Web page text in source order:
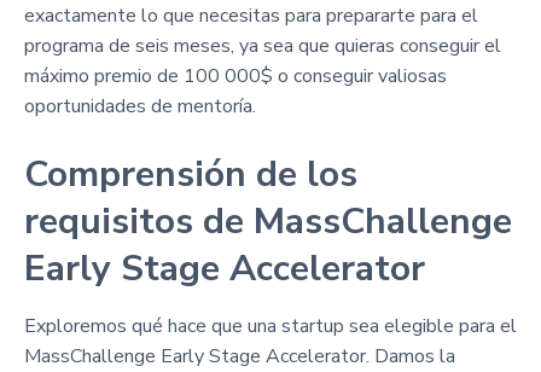
exactamente lo que necesitas para prepararte para el
programa de seis meses, ya sea que quieras conseguir el
máximo premio de 100 000$ o conseguir valiosas
oportunidades de mentoría.
Comprensión de los
requisitos de MassChallenge
Early Stage Accelerator
Exploremos qué hace que una startup sea elegible para el
MassChallenge Early Stage Accelerator. Damos la